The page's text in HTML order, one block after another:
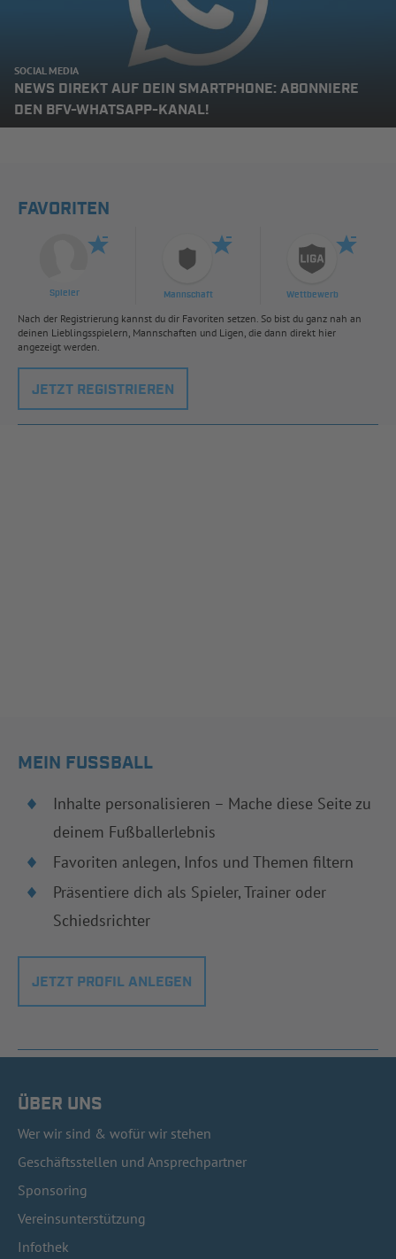
SOCIAL MEDIA
NEWS DIREKT AUF DEIN SMARTPHONE: ABONNIERE
DEN BFV-WHATSAPP-KANAL!
FAVORITEN
Spieler Mannschaft Wettbewerb
Nach der Registrierung kannst du dir Favoriten setzen. So bist du ganz nah an
deinen Lieblingsspielern, Mannschaften und Ligen, die dann direkt hier
angezeigt werden.
JETZT REGISTRIEREN
MEIN FUSSBALL
Inhalte personalisieren – Mache diese Seite zu
deinem Fußballerlebnis
Favoriten anlegen, Infos und Themen filtern
Präsentiere dich als Spieler, Trainer oder
Schiedsrichter
JETZT PROFIL ANLEGEN
ÜBER UNS
Wer wir sind & wofür wir stehen
Geschäftsstellen und Ansprechpartner
Sponsoring
Vereinsunterstützung
Infothek